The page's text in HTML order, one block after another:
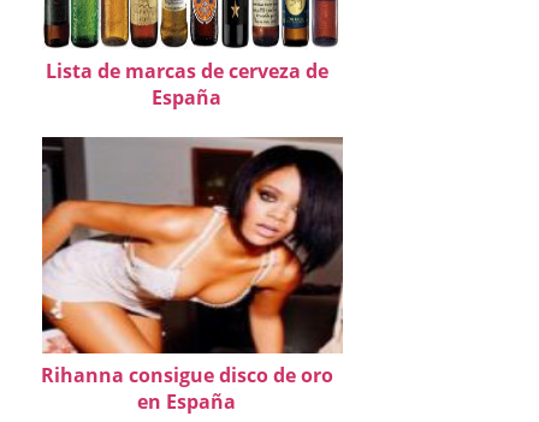
Lista de marcas de cerveza de
España
Rihanna consigue disco de oro
en España